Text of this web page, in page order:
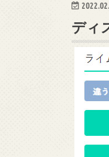
ディ